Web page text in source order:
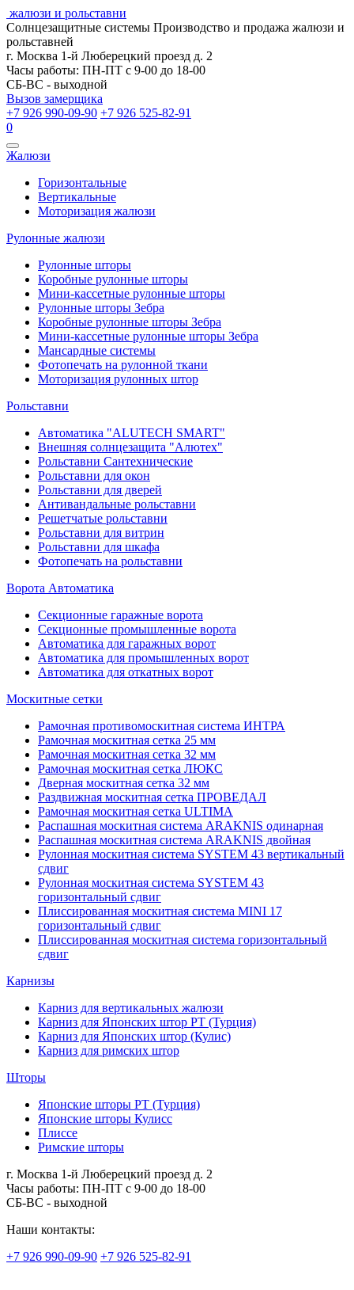
жалюзи и рольставни
Солнцезащитные системы Производство и продажа жалюзи и
рольставней
г. Москва 1-й Люберецкий проезд д. 2
Часы работы: ПН-ПТ с 9-00 до 18-00
СБ-ВС - выходной
Вызов замерщика
+7 926 990-09-90 +7 926 525-82-91
0
Открыть
навигацию
Жалюзи
Горизонтальные
Вертикальные
Моторизация жалюзи
Рулонные жалюзи
Рулонные шторы
Коробные рулонные шторы
Мини-кассетные рулонные шторы
Рулонные шторы Зебра
Коробные рулонные шторы Зебра
Мини-кассетные рулонные шторы Зебра
Мансардные системы
Фотопечать на рулонной ткани
Моторизация рулонных штор
Рольставни
Автоматика "ALUTECH SMART"
Внешняя солнцезащита "Алютех"
Рольставни Сантехнические
Рольставни для окон
Рольставни для дверей
Антивандальные рольставни
Решетчатые рольставни
Рольставни для витрин
Рольставни для шкафа
Фотопечать на рольставни
Ворота Автоматика
Секционные гаражные ворота
Секционные промышленные ворота
Автоматика для гаражных ворот
Автоматика для промышленных ворот
Автоматика для откатных ворот
Москитные сетки
Рамочная противомоскитная система ИНТРА
Рамочная москитная сетка 25 мм
Рамочная москитная сетка 32 мм
Рамочная москитная сетка ЛЮКС
Дверная москитная сетка 32 мм
Раздвижная москитная сетка ПРОВЕДАЛ
Рамочная москитная сетка ULTIMA
Распашная москитная система ARAKNIS одинарная
Распашная москитная система ARAKNIS двойная
Рулонная москитная система SYSTEM 43 вертикальный
сдвиг
Рулонная москитная система SYSTEM 43
горизонтальный сдвиг
Плиссированная москитная система MINI 17
горизонтальный сдвиг
Плиссированная москитная система горизонтальный
сдвиг
Карнизы
Карниз для вертикальных жалюзи
Карниз для Японских штор РТ (Турция)
Карниз для Японских штор (Кулис)
Карниз для римских штор
Шторы
Японские шторы РТ (Турция)
Японские шторы Кулисс
Плиссе
Римские шторы
г. Москва 1-й Люберецкий проезд д. 2
Часы работы: ПН-ПТ с 9-00 до 18-00
СБ-ВС - выходной
Наши контакты:
+7 926 990-09-90 +7 926 525-82-91